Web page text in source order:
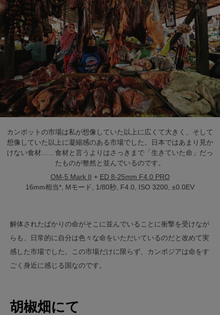
カンポットの市場は私が想像していた以上に広くて大きく、そして
想像していた以上に凝縮感のある市場でした。日本ではあまり見か
けない食材……食材と言うよりはさっきまで「生きていた命」だっ
たものが整然と並んでいるのです。
OM-5 Mark II + ED 8-25mm F4.0 PRO
16mm相当*, Mモード, 1/80秒, F4.0, ISO 3200, ±0.0EV
解体されたばかりの命がそこに並んでいることに衝撃を受けなが
らも、日常的に自分は色々な命をいただいているのだと改めて実
感した市場でした。この市場だけに限らず、カンボジアは命をす
ごく身近に感じる国なのです。
胡椒畑にて